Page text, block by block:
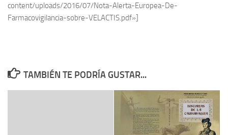
content/uploads/2016/07/Nota-Alerta-Europea-De-
Farmacovigilancia-sobre-VELACTIS.pdf»]
TAMBIÉN TE PODRÍA GUSTAR...